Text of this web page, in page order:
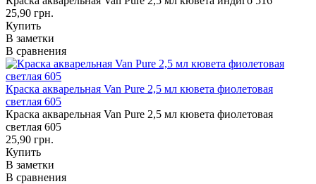
25,90 грн.
Купить
В заметки
В сравнения
Краска акварельная Van Pure 2,5 мл кювета фиолетовая
светлая 605
Краска акварельная Van Pure 2,5 мл кювета фиолетовая
светлая 605
25,90 грн.
Купить
В заметки
В сравнения